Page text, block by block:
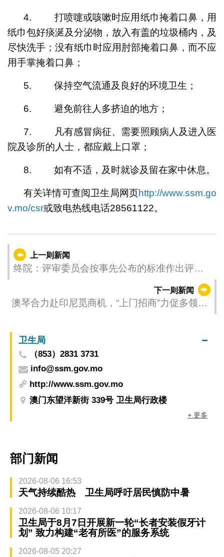
4. 打喷嚏或咳嗽时应用纸巾掩着口鼻，用
纸巾包好痰涎及分泌物，放入有盖的垃圾桶内，及
尽快洗手；没有纸巾时应用肘部掩着口鼻，而不应
用手掌掩着口鼻；
5. 保持空气流通及良好的环境卫生；
6. 避免前往人多挤迫的地方；
7. 凡有感冒病征、需要照顾病人及进入医
院及诊所的人士，都应戴上口罩；
8. 如有不适，及时就诊及留在家中休息。
有关详情可查阅卫生局网页http://www.ssm.go
v.mo/csr或致电热线电话28561122。
上一则新闻
终院：评审委员会按事先公布的标准作出评
下一则新闻
澳琴合力赴印尼觅商机，“上门招商”力促多领域
卫生局
（853）2831 3731
info@ssm.gov.mo
http://www.ssm.gov.mo
澳门东望洋新街 339号 卫生局行政楼
+ 更多
部门新闻
2026-08-06 16:53
天气持续酷热 卫生局呼吁居民慎防中暑
2026-08-06 10:17
卫生局于8月7日开展新一轮“长者安装假牙计
划” 致力构建“老有所医”的服务系统
2026-08-05 20:27